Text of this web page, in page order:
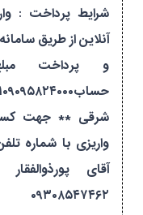
آنلاین از طریق
شرقی ** جهت
واریزی با شماره
۰۹۳۰۸۵۴۷۴۶۲